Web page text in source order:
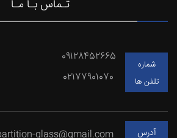
تـماس بـا مـا
شماره
تلفن ها
09128452665
آدرس